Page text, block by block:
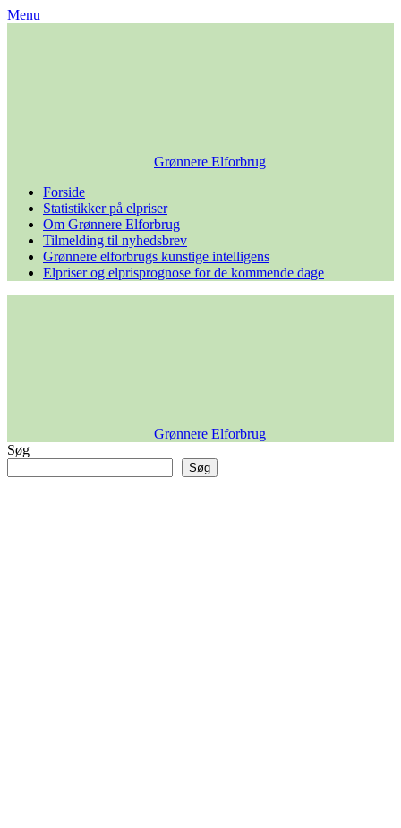
Skip
Menu
Grønnere Elforbrug
Forside
Statistikker på elpriser
Om Grønnere Elforbrug
Tilmelding til nyhedsbrev
Grønnere elforbrugs kunstige intelligens
Elpriser og elprisprognose for de kommende dage
Grønnere Elforbrug
Søg
Søg